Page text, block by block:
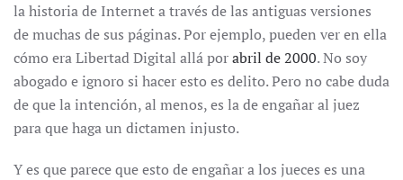
la historia de Internet a través de las antiguas versiones
de muchas de sus páginas. Por ejemplo, pueden ver en ella
cómo era Libertad Digital allá porabril de 2000. No soy
abogado e ignoro si hacer esto es delito. Pero no cabe duda
de que la intención, al menos, es la de engañar al juez
para que haga un dictamen injusto.
Y es que parece que esto de engañar a los jueces es una